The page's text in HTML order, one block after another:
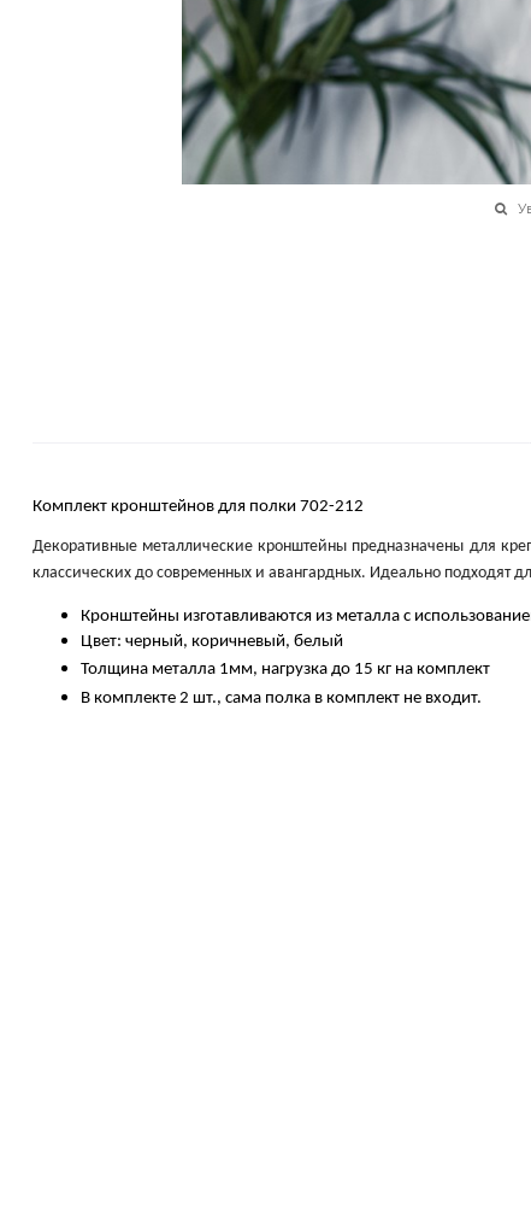
Комплект кронштейнов для полки 702-212
Декоративные металлические кронштейны предназначены для
классических до современных и авангардных. Идеально подходят
Кронштейны изготавливаются из металла с
Цвет: черный, коричневый, белый
Толщина металла 1мм, нагрузка до 15 кг на комплект
В комплекте 2 шт., сама полка в комплект не входит.